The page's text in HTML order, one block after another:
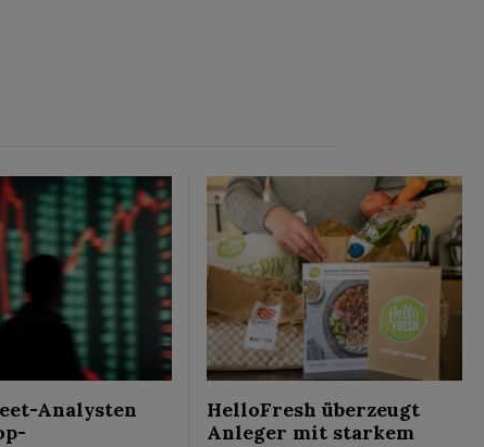
Analysten
HelloFresh überzeugt
Anleger mit starkem